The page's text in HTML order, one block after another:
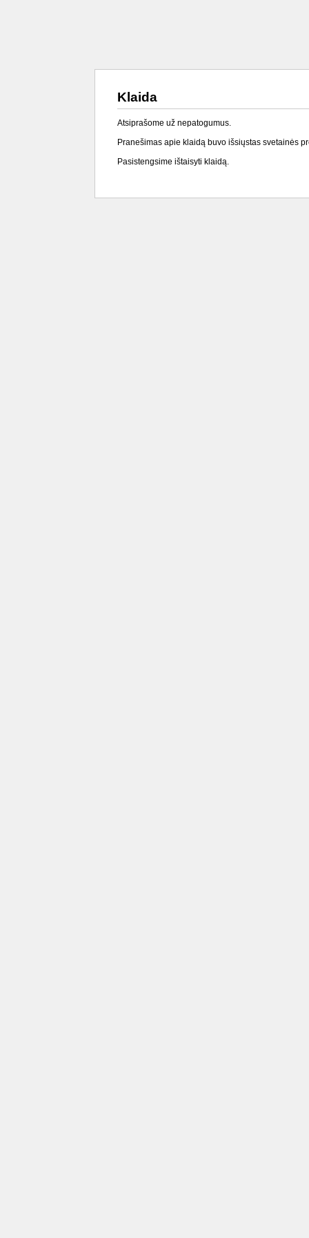
Klaida
Atsiprašome už nepatogumus.
Pranešimas apie klaidą buvo išsiųstas svetainės
Pasistengsime ištaisyti klaidą.